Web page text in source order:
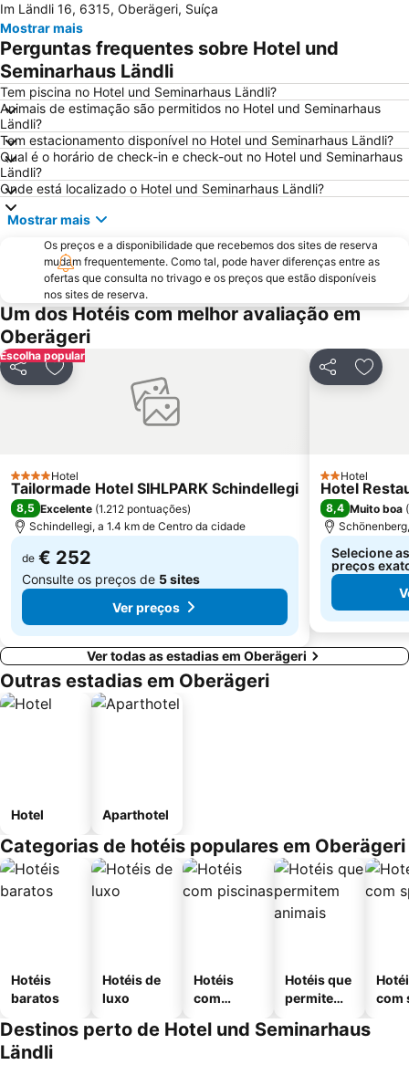
Zollikon Train Station
Luzerner Fasnacht
Lucerne Festival in Summer
Stadthaus
Unterstrass
Langstrasse
Stadion Letzigrund
Altstetten
Höngg
Engelberg-Titlis
Leimbach
Opernhaus
Pilatus
Walensee
Lake Lucerne
Seefeld
Street Parade
Lindenhof
Wipkingen
Sportbahnen Atzmännig
Flumserberg
Im Ländli 16, 6315, Oberägeri, Suíça
Mostrar mais
Perguntas frequentes sobre Hotel und
Seminarhaus Ländli
Tem piscina no Hotel und Seminarhaus Ländli?
Animais de estimação são permitidos no Hotel und Seminarhaus
Ländli?
Tem estacionamento disponível no Hotel und Seminarhaus Ländli?
Qual é o horário de check-in e check-out no Hotel und Seminarhaus
Ländli?
Onde está localizado o Hotel und Seminarhaus Ländli?
Mostrar mais
Os preços e a disponibilidade que recebemos dos sites de reserva
mudam frequentemente. Como tal, pode haver diferenças entre as
ofertas que consulta no trivago e os preços que estão disponíveis
nos sites de reserva.
Um dos Hotéis com melhor avaliação em
Oberägeri
Escolha popular
PartilharAdicionar aos favoritos
4 Estrelas
Hotel
Tailormade Hotel SIHLPARK Schindellegi
8,5 Excelente (1.212 pontuações)
Schindellegi, a 1.4 km de Centro da cidade
de € 252
Consulte os preços de 5 sites
Ver preços
Partilhar
2 Estrelas
Hotel
Hotel
8,4 Muito boa (
Selecione
preços
Ver todas as estadias em Oberägeri
Outras estadias em Oberägeri
Hotel Aparthotel
Categorias de hotéis populares em Oberägeri
Hotéis
baratos
Hotéis de
luxo
Hotéis
com
Hotéis que
permitem
com
Destinos perto de Hotel und Seminarhaus
Ländli